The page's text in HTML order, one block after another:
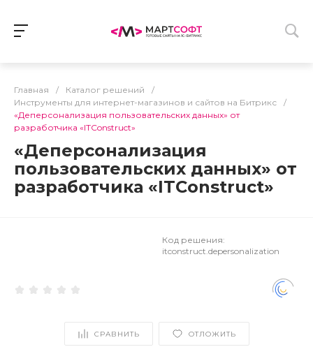
Главная / Каталог решений
/
Инструменты для интернет-магазинов и сайтов на Битрикс
/
«Деперсонализация пользовательских данных» от
разработчика «ITConstruct»
«Деперсонализация
пользовательских данных» от
разработчика «ITConstruct»
Код решения:
itconstruct.depersonalization
СРАВНИТЬ ОТЛОЖИТЬ